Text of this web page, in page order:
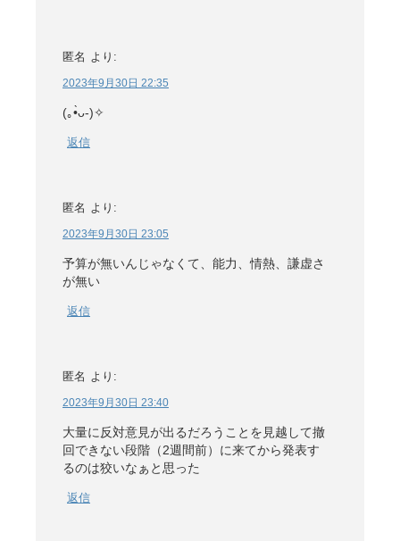
匿名 より:
2023年9月30日 22:35
(⁠｡⁠•̀⁠ᴗ⁠-⁠)⁠✧
返信
匿名 より:
2023年9月30日 23:05
予算が無いんじゃなくて、能力、情熱、謙虚さ
が無い
返信
匿名 より:
2023年9月30日 23:40
大量に反対意見が出るだろうことを見越して撤
回できない段階（2週間前）に来てから発表す
るのは狡いなぁと思った
返信